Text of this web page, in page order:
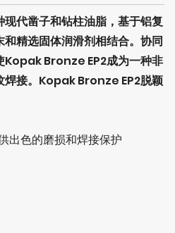
代凿子和钻柱油脂，基于铝复
精选固体润滑剂相结合。协同
Kopak Bronze EP2成为一种非
焊接。Kopak Bronze EP2脱颖
出色的磨损和焊接保护